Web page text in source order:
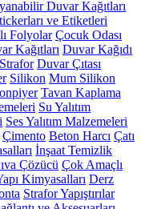
Duvar Kağıtları
ve Etiketleri
Folyolar Çocuk Odası
Kağıtları Duvar Kağıdı
Strafor Duvar Çıtası
Silikon Mum Silikon
Tavan Kaplama
Su Yalıtım
Ses Yalıtım Malzemeleri
Çimento Beton Harcı Çatı
İnşaat Temizlik
Çözücü Çok Amaçlı
Kimyasalları Derz
Strafor Yapıştırılar